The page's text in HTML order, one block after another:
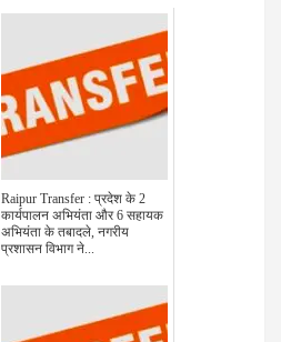
Raipur Transfer : प्रदेश के 2
कार्यपालन अभियंता और 6 सहायक
अभियंता के तबादले, नगरीय
प्रशासन विभाग ने...